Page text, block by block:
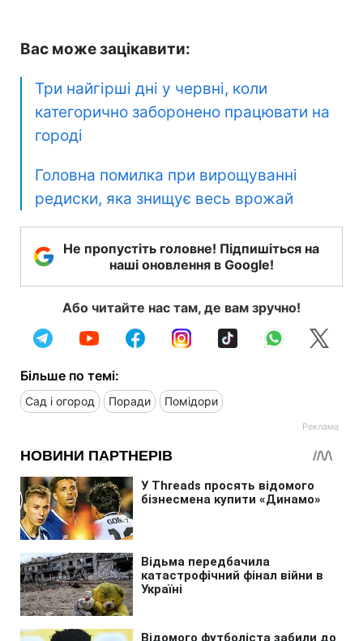
Вас може зацікавити:
Три найгірші дні у червні, коли
категорично заборонено працювати на
городі
Головна помилка при вирощуванні
редиски, яка знищує весь врожай
Не пропустіть головне! Підпишіться на
наші оновлення в Google!
Або читайте нас там, де вам зручно!
Більше по темі:
Сад і огород Поради Помідори